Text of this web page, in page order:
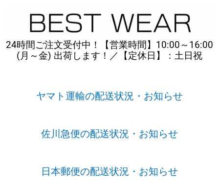
24時間ご注文受付中！【営業時間】10:00～16:00
(月～金) 出荷します！／【定休日】：土日祝
ヤマト運輸の配送状況・お知らせ
佐川急便の配送状況・お知らせ
日本郵便の配送状況・お知らせ